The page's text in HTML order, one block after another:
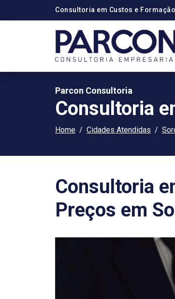
Consultoria em Custos e
Parcon Consultoria
Consultoria
Home Cidades Atendidas
Consultoria
Preços em